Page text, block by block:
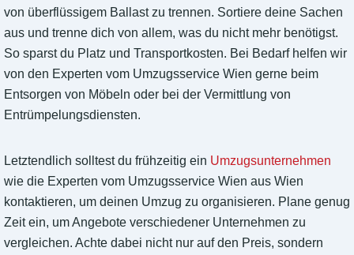
von überflüssigem Ballast zu trennen. Sortiere deine Sachen
aus und trenne dich von allem, was du nicht mehr benötigst.
So sparst du Platz und Transportkosten. Bei Bedarf helfen wir
von den Experten vom Umzugsservice Wien gerne beim
Entsorgen von Möbeln oder bei der Vermittlung von
Entrümpelungsdiensten.
Letztendlich solltest du frühzeitig ein Umzugsunternehmen
wie die Experten vom Umzugsservice Wien aus Wien
kontaktieren, um deinen Umzug zu organisieren. Plane genug
Zeit ein, um Angebote verschiedener Unternehmen zu
vergleichen. Achte dabei nicht nur auf den Preis, sondern